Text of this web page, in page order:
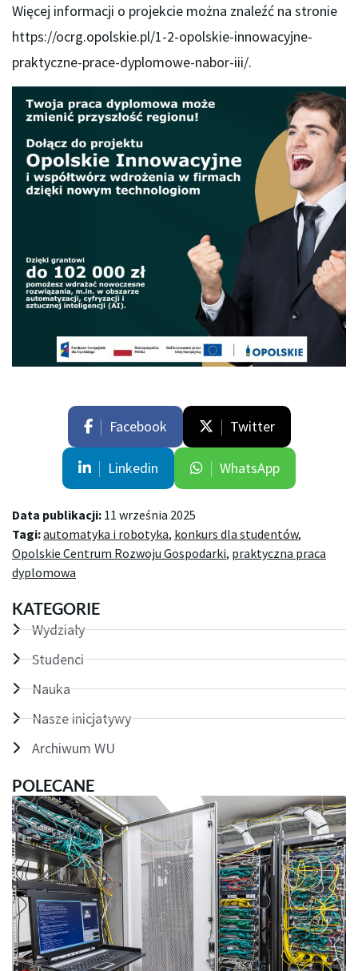
Więcej informacji o projekcie można znaleźć na stronie
https://ocrg.opolskie.pl/1-2-opolskie-innowacyjne-
praktyczne-prace-dyplomowe-nabor-iii/.
Facebook Twitter
Linkedin WhatsApp
Data publikacji: 11 września 2025
Tagi:automatyka i robotyka, konkurs dla studentów,
Opolskie Centrum Rozwoju Gospodarki, praktyczna praca
dyplomowa
KATEGORIE
Wydziały
Studenci
Nauka
Nasze inicjatywy
Archiwum WU
POLECANE